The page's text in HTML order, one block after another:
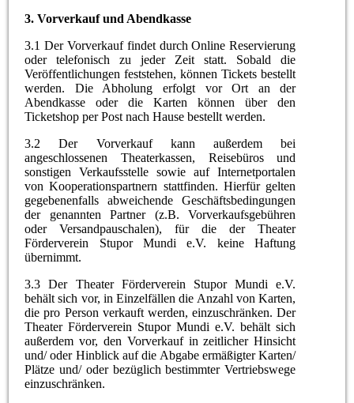
3. Vorverkauf und Abendkasse
3.1 Der Vorverkauf findet durch Online Reservierung
oder telefonisch zu jeder Zeit statt. Sobald die
Veröffentlichungen feststehen, können Tickets bestellt
werden. Die Abholung erfolgt vor Ort an der
Abendkasse oder die Karten können über den
Ticketshop per Post nach Hause bestellt werden.
3.2 Der Vorverkauf kann außerdem bei
angeschlossenen Theaterkassen, Reisebüros und
sonstigen Verkaufsstelle sowie auf Internetportalen
von Kooperationspartnern stattfinden. Hierfür gelten
gegebenenfalls abweichende Geschäftsbedingungen
der genannten Partner (z.B. Vorverkaufsgebühren
oder Versandpauschalen), für die der Theater
Förderverein Stupor Mundi e.V. keine Haftung
übernimmt.
3.3 Der Theater Förderverein Stupor Mundi e.V.
behält sich vor, in Einzelfällen die Anzahl von Karten,
die pro Person verkauft werden, einzuschränken. Der
Theater Förderverein Stupor Mundi e.V. behält sich
außerdem vor, den Vorverkauf in zeitlicher Hinsicht
und/ oder Hinblick auf die Abgabe ermäßigter Karten/
Plätze und/ oder bezüglich bestimmter Vertriebswege
einzuschränken.